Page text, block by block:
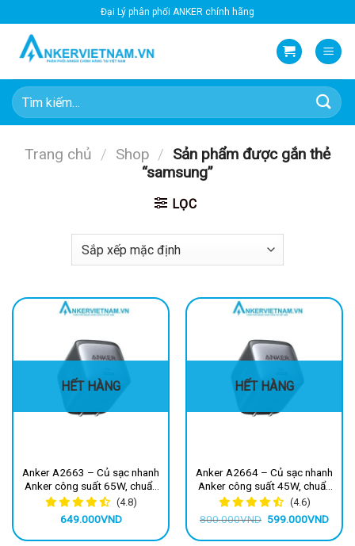
qua
Đại Lý phân phối ANKER chính hãng
Tìm
kiếm:
Trang chủ / Shop / Sản phẩm được gắn thẻ
“samsung”
LỌC
HẾT HÀNG
Anker A2663 – Củ sạc nhanh
Anker công suất 65W, chuẩn
sạc PD/PPS/QC dành cho
iphone, samsung, android,
laptop
(4.8)
649.000VND
HẾT HÀNG
Anker A2664 – Củ sạc nhanh
Anker công suất 45W, chuẩn
sạc PD/PPS/QC dành cho
iphone, samsung, android,
laptop
(4.6)
800.000VND Giá
là:
599.000VNDGiá
hiện
tại